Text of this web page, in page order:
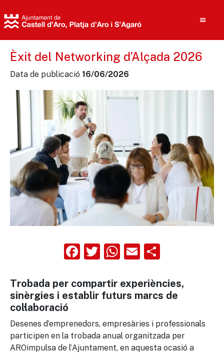
Èxit del Networking d’Alçada 2026
Data de publicació 16/06/2026
Facebook
Twitter
WhatsApp
Email
Trobada per compartir experiències,
sinèrgies i establir futurs marcs de
col·laboració
Desenes d’emprenedors, empresàries i professionals
participen en la trobada anual organitzada per
AROimpulsa de l’Ajuntament, en aquesta ocasió a